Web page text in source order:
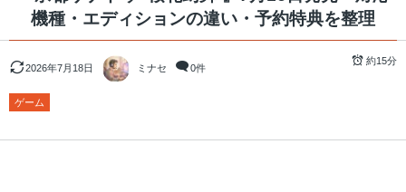
機種・エディションの違い・予約特典を整理
2026年7月18日 ミナセ 0件
約15分
ゲーム